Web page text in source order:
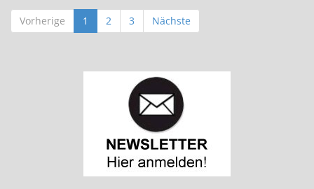
Vorherige 1 2 3 Nächste